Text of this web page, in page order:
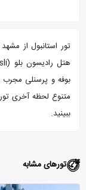
تور استانبول از
بوفه و پرسنلی مجرب
متنوع لحظه آخری
ببینید.
تورهای مشابه